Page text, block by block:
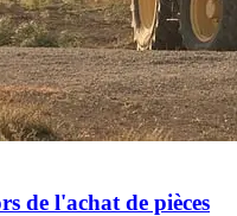
de l'achat de pièces